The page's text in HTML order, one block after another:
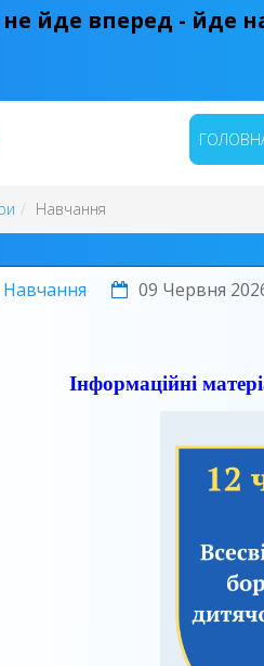
йде вперед - йде
Навчання
Навчання 09 Червня
Інформаційні